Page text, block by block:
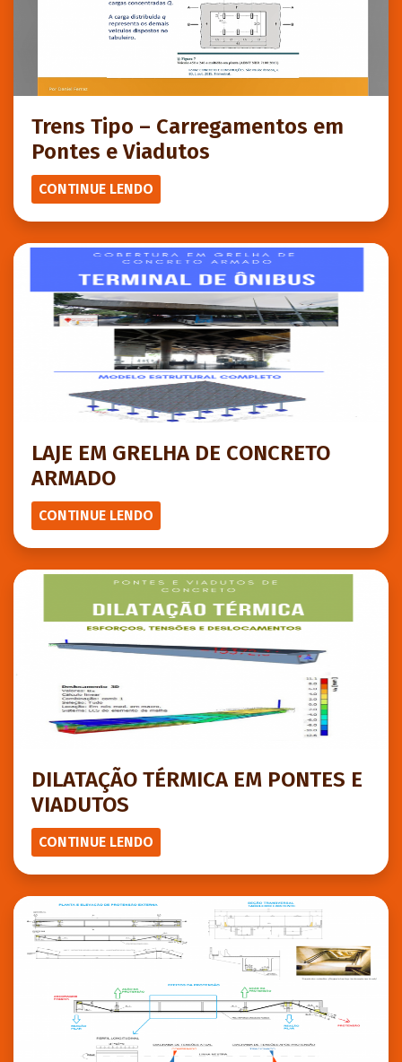
Trens Tipo – Carregamentos em
Pontes e Viadutos
CONTINUE LENDO
LAJE EM GRELHA DE CONCRETO
ARMADO
CONTINUE LENDO
DILATAÇÃO TÉRMICA EM PONTES E
VIADUTOS
CONTINUE LENDO